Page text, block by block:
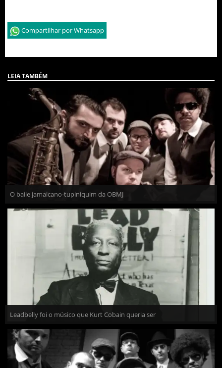
Compartilhar por Whatsapp
LEIA TAMBÉM
O baile jamaicano-tupiniquim da OBMJ
Leadbelly foi o músico que Kurt Cobain queria ser